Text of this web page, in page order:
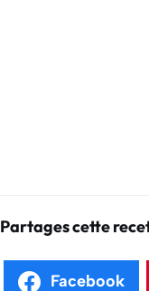
Partages cette
Facebook